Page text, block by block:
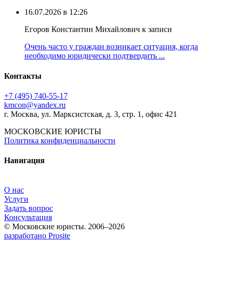
16.07.2026 в 12:26
Егоров Константин Михайлович к записи
Очень часто у граждан возникает ситуация, когда
необходимо юридически подтвердить ...
Контакты
+7 (495) 740‑55‑17
kmcon@yandex.ru
г. Москва, ул. Марксистская, д. 3, стр. 1, офис 421
МОСКОВСКИЕ ЮРИСТЫ
Политика конфиденциальности
Навигация
О нас
Услуги
Задать вопрос
Консультация
© Московские юристы. 2006–2026
разработано Prosite